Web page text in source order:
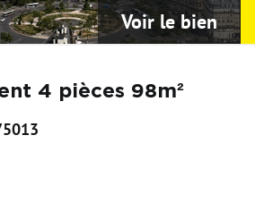
Voir le bien
4 pièces 98m²